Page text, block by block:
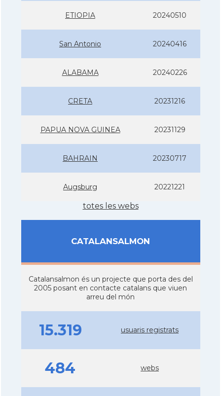
ETIOPIA 20240510
San Antonio 20240416
ALABAMA 20240226
CRETA 20231216
PAPUA NOVA GUINEA 20231129
BAHRAIN 20230717
Augsburg 20221221
totes les webs
CATALANSALMON
Catalansalmon és un projecte que porta des del
2005 posant en contacte catalans que viuen
arreu del món
15.319 usuaris registrats
484 webs